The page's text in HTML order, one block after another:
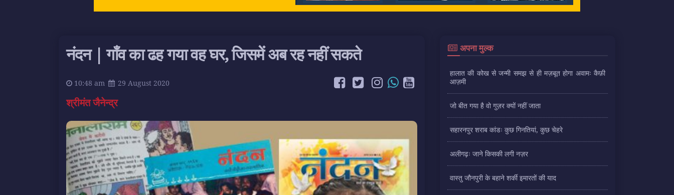
नंदन | गाँव का ढह गया वह घर, जिसमें अब रह नहीं सकते
10:48 am 29 August 2020
श्रीमंत जैनेन्द्र
अपना मुल्क
हालात की कोख से जन्मी समझ से ही मज़बूत होगा अवामः कैफ़ी
आज़मी
जो बीत गया है वो गुज़र क्यों नहीं जाता
सहारनपुर शराब कांडः कुछ गिनतियां, कुछ चेहरे
अलीगढ़ः जाने किसकी लगी नज़र
वास्तु जौनपुरी के बहाने शर्की इमारतों की याद